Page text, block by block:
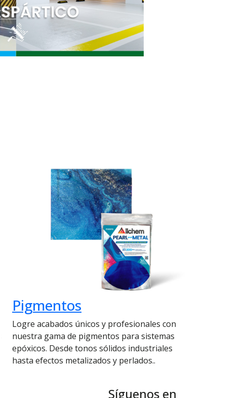
Pigmentos
Logre acabados únicos y profesionales con
nuestra gama de pigmentos para sistemas
epóxicos. Desde tonos sólidos industriales
hasta efectos metalizados y perlados..
Síguenos en